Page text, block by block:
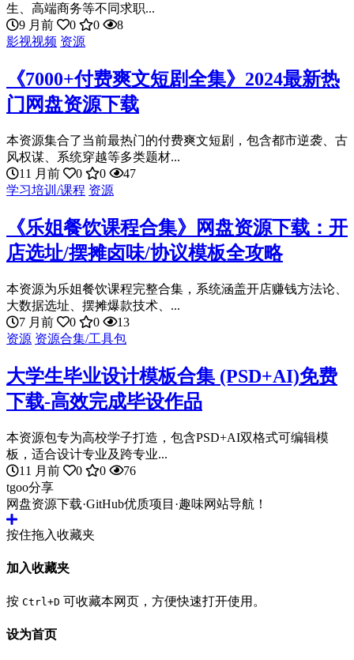
生、高端商务等不同求职...
9 月前
0 0
8
影视视频 资源
《7000+付费爽文短剧全集》2024最新热
门网盘资源下载
本资源集合了当前最热门的付费爽文短剧，包含都市逆袭、古
风权谋、系统穿越等多类题材...
11 月前
0 0
47
学习培训/课程 资源
《乐姐餐饮课程合集》网盘资源下载：开
店选址/摆摊卤味/协议模板全攻略
本资源为乐姐餐饮课程完整合集，系统涵盖开店赚钱方法论、
大数据选址、摆摊爆款技术、...
7 月前
0 0
13
资源 资源合集/工具包
大学生毕业设计模板合集 (PSD+AI)免费
下载-高效完成毕设作品
本资源包专为高校学子打造，包含PSD+AI双格式可编辑模
板，适合设计专业及跨专业...
11 月前
0 0
76
tgoo分享
网盘资源下载·GitHub优质项目·趣味网站导航！
按住拖入收藏夹
加入收藏夹
按 Ctrl+D 可收藏本网页，方便快速打开使用。
设为首页